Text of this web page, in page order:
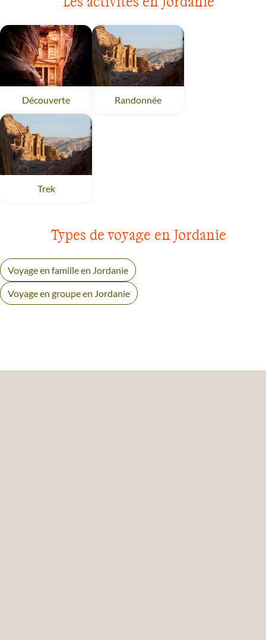
Découverte Randonnée
TrekJordanie
Types de voyage en Jordanie
Voyage en famille en Jordanie
Voyage en groupe en Jordanie